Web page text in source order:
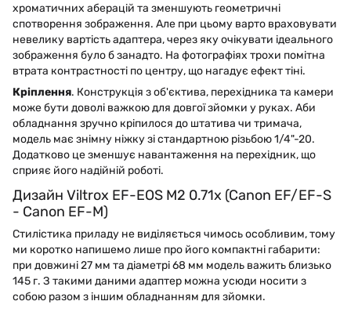
хроматичних аберацій та зменшують геометричні
спотворення зображення. Але при цьому варто враховувати
невелику вартість адаптера, через яку очікувати ідеального
зображення було б занадто. На фотографіях трохи помітна
втрата контрастності по центру, що нагадує ефект тіні.
Кріплення. Конструкція з об'єктива, перехідника та камери
може бути доволі важкою для довгої зйомки у руках. Аби
обладнання зручно кріпилося до штатива чи тримача,
модель має знімну ніжку зі стандартною різьбою 1/4"-20.
Додатково це зменшує навантаження на перехідник, що
сприяє його надійній роботі.
Дизайн Viltrox EF-EOS M2 0.71x (Canon EF/EF-S
- Canon EF-M)
Стилістика приладу не виділяється чимось особливим, тому
ми коротко напишемо лише про його компактні габарити:
при довжині 27 мм та діаметрі 68 мм модель важить близько
145 г. З такими даними адаптер можна усюди носити з
собою разом з іншим обладнанням для зйомки.